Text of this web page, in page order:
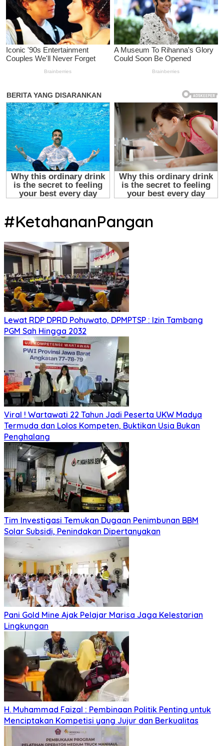
#KetahananPangan
Lewat RDP DPRD Pohuwato, DPMPTSP : Izin Tambang
PGM Sah Hingga 2032
Viral ! Wartawati 22 Tahun Jadi Peserta UKW Madya
Termuda dan Lolos Kompeten, Buktikan Usia Bukan
Penghalang
Tim Investigasi Temukan Dugaan Penimbunan BBM
Solar Subsidi, Penindakan Dipertanyakan
Pani Gold Mine Ajak Pelajar Marisa Jaga Kelestarian
Lingkungan
H. Muhammad Faizal : Pembinaan Politik Penting untuk
Menciptakan Kompetisi yang Jujur dan Berkualitas